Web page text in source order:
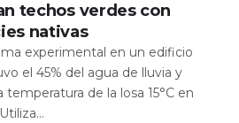
techos verdes con
nativas
experimental en un edificio
el 45% del agua de lluvia y
temperatura de la losa 15°C en